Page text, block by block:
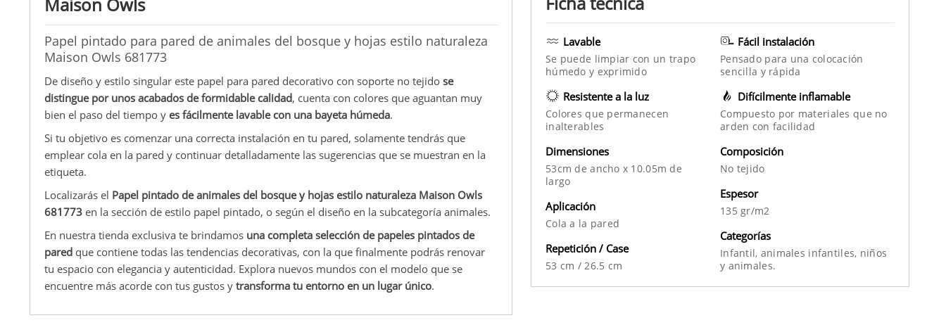
Papel pintado para pared de animales del bosque y hojas estilo naturaleza
Maison Owls 681773
De diseño y estilo singular este papel para pared decorativo con soporte no tejido se
distingue por unos acabados de formidable calidad, cuenta con colores que aguantan muy
bien el paso del tiempo y es fácilmente lavable con una bayeta húmeda.
Si tu objetivo es comenzar una correcta instalación en tu pared, solamente tendrás que
emplear cola en la pared y continuar detalladamente las sugerencias que se muestran en la
etiqueta.
Localizarás el Papel pintado de animales del bosque y hojas estilo naturaleza Maison Owls
681773 en la sección de estilo papel pintado, o según el diseño en la subcategoría animales.
En nuestra tienda exclusiva te brindamos una completa selección de papeles pintados de
pared que contiene todas las tendencias decorativas, con la que finalmente podrás renovar
tu espacio con elegancia y autenticidad. Explora nuevos mundos con el modelo que se
encuentre más acorde con tus gustos y transforma tu entorno en un lugar único.
Lavable
Se puede limpiar con un trapo
húmedo y exprimido
Resistente a la luz
Colores que permanecen
inalterables
Fácil instalación
Pensado para una colocación
sencilla y rápida
Difícilmente inflamable
Compuesto por materiales que no
arden con facilidad
Dimensiones
53cm de ancho x 10.05m de
largo
Aplicación
Cola a la pared
Repetición / Case
53 cm / 26.5 cm
Composición
No tejido
Espesor
135 gr/m2
Categorías
Infantil, animales infantiles, niños
y animales.